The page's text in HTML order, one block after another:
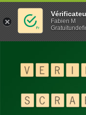
Fabien M